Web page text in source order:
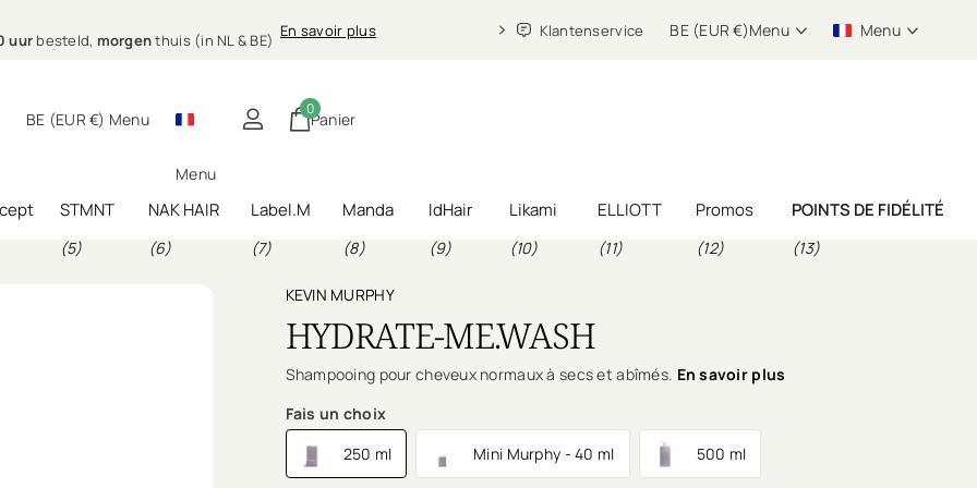
bij jou thuis
uur besteld, morgenthuis (in NL & BE) En savoir plus Klantenservice BE (EUR €)Menu Menu
BE (EUR €) Menu
Menu
Panier
0
STMNT
(5)
NAK HAIR
(6)
Label.M
(7)
Manda
(8)
IdHair
(9)
Likami
(10)
ELLIOTT
(11)
Promos
(12)
POINTS DE FIDÉLITÉ
(13)
KEVIN MURPHY
HYDRATE-ME.WASH
Shampooing pour cheveux normaux à secs et abîmés. En savoir plus
Fais un choix
250 ml
Mini Murphy - 40 ml 500 ml